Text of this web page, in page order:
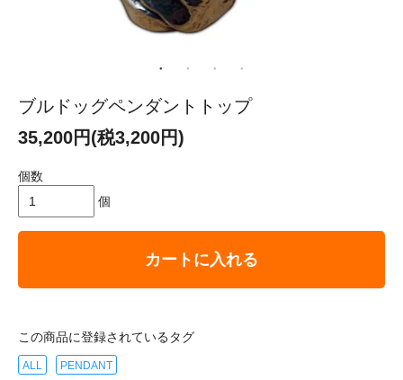
ブルドッグペンダントトップ
35,200円(税3,200円)
個数
個
カートに入れる
この商品に登録されているタグ
ALL PENDANT